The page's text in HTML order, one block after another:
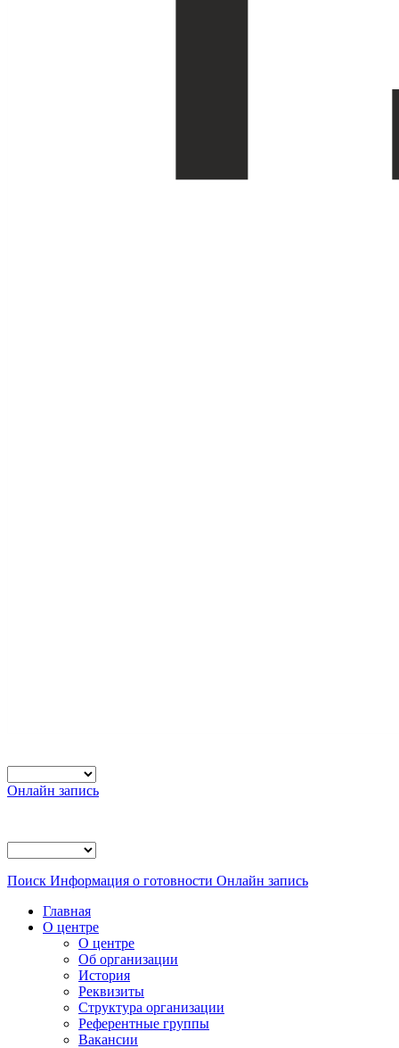
Онлайн запись
Поиск Информация о готовности Онлайн запись
Главная
О центре
О центре
Об организации
История
Реквизиты
Структура организации
Референтные группы
Вакансии